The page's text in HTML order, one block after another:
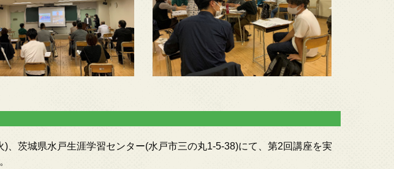
)、茨城県水戸生涯学習センター(水戸市三の丸1-5-38)にて、第2回講座を実